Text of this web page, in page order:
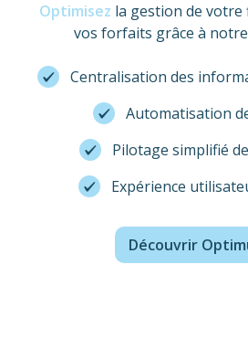
Optimisez la gestion de
vos forfaits grâce à
Centralisation des
Automatisation
Pilotage simplifié
Expérience
Découvrir